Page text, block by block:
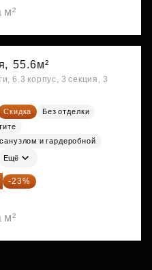
м²
55.6м²
6.3 корпус, 3 секция, 3
Скидка
Без отделки
и гардеробной
Ещё
-23%
м²